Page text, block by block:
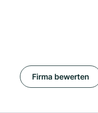
Firma bewerten